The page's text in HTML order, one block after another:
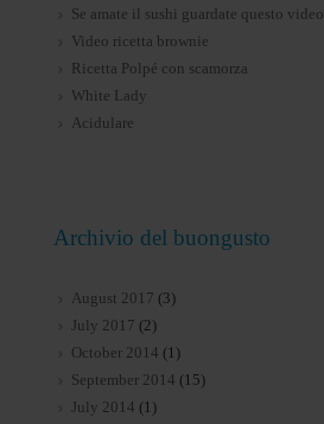
Se amate il sushi guardate questo video
Video ricetta brownie
Ricetta Polpé con scamorza
White Lady
Acidulare
Archivio del buongusto
August 2017 (3)
July 2017 (2)
October 2014 (1)
September 2014 (15)
July 2014 (1)